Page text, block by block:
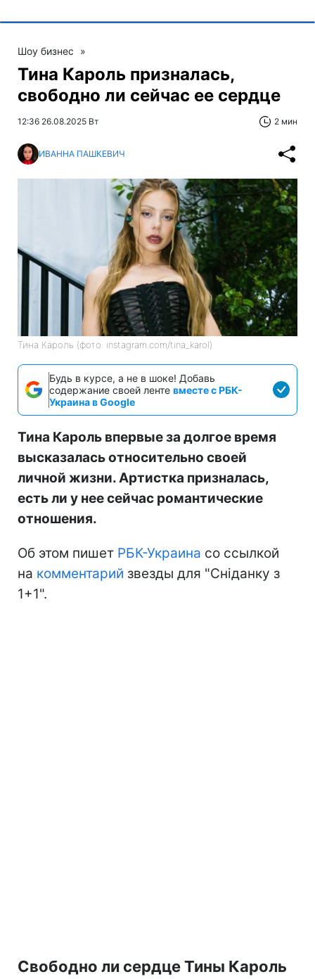
Шоу бизнес »
Тина Кароль призналась,
свободно ли сейчас ее сердце
12:36 26.08.2025 Вт 2 мин
ИВАННА ПАШКЕВИЧ
Тина Кароль (фото: instagram.com/tina_karol)
Будь в курсе, а не в шоке! Добавь
содержание своей ленте вместе с РБК-
Украина в Google
Тина Кароль впервые за долгое время
высказалась относительно своей
личной жизни. Артистка призналась,
есть ли у нее сейчас романтические
отношения.
Об этом пишет РБК-Украина со ссылкой
на комментарий звезды для "Сніданку з
1+1".
Свободно ли сердце Тины Кароль